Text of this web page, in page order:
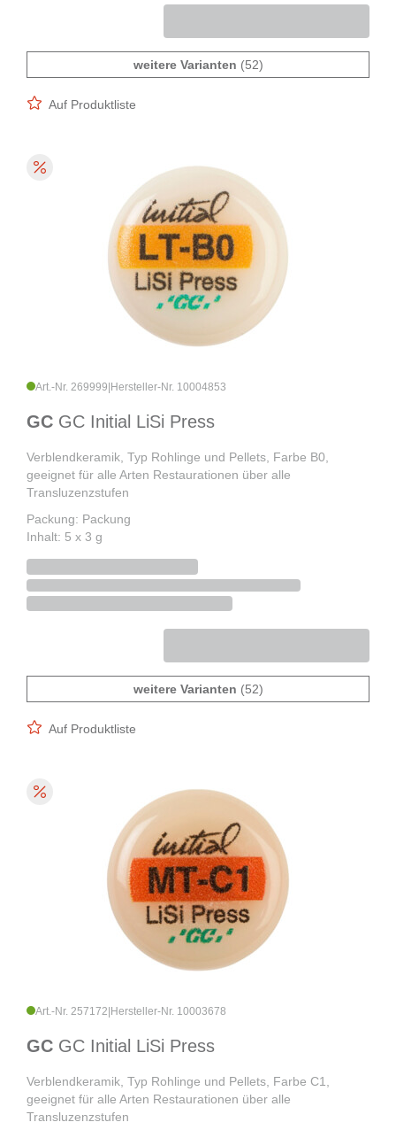
weitere Varianten (52)
Auf Produktliste
Art.-Nr. 269999 Hersteller-Nr. 10004853
GC GC Initial LiSi Press
Verblendkeramik, Typ Rohlinge und Pellets, Farbe B0,
geeignet für alle Arten Restaurationen über alle
Transluzenzstufen
Packung: Packung
Inhalt: 5 x 3 g
weitere Varianten (52)
Auf Produktliste
Art.-Nr. 257172 Hersteller-Nr. 10003678
GC GC Initial LiSi Press
Verblendkeramik, Typ Rohlinge und Pellets, Farbe C1,
geeignet für alle Arten Restaurationen über alle
Transluzenzstufen